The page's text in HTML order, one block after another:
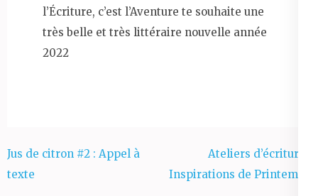
l’Écriture, c’est l’Aventure te souhaite une
très belle et très littéraire nouvelle année
2022
Navigation
de
Jus de citron #2 : Appel à
texte
Ateliers d’écriture :
Inspirations de Printemps